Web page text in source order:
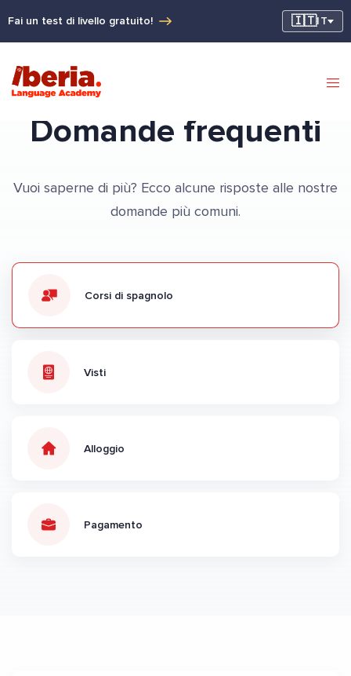
Fai un test di livello gratuito! 🇮🇹IT
Domande frequenti
Vuoi saperne di più? Ecco alcune risposte alle nostre
domande più comuni.
Corsi di spagnolo
Visti
Alloggio
Pagamento